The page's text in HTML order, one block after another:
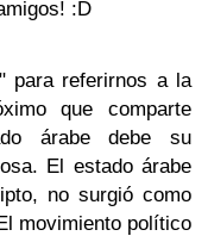
:D
para referirnos a la
que comparte
árabe debe su
El estado árabe
no surgió como
movimiento político